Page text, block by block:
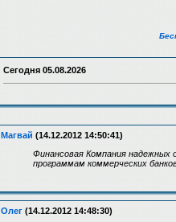
Сегодня 05.08.2026
Магвай (14.12.2012 14:50:41)
Финансовая Компания надежных
программам коммерческих
Олег (14.12.2012 14:48:30)